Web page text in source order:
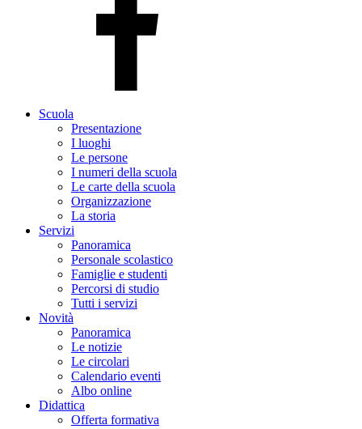
Scuola
Presentazione
I luoghi
Le persone
I numeri della scuola
Le carte della scuola
Organizzazione
La storia
Servizi
Panoramica
Personale scolastico
Famiglie e studenti
Percorsi di studio
Tutti i servizi
Novità
Panoramica
Le notizie
Le circolari
Calendario eventi
Albo online
Didattica
Offerta formativa